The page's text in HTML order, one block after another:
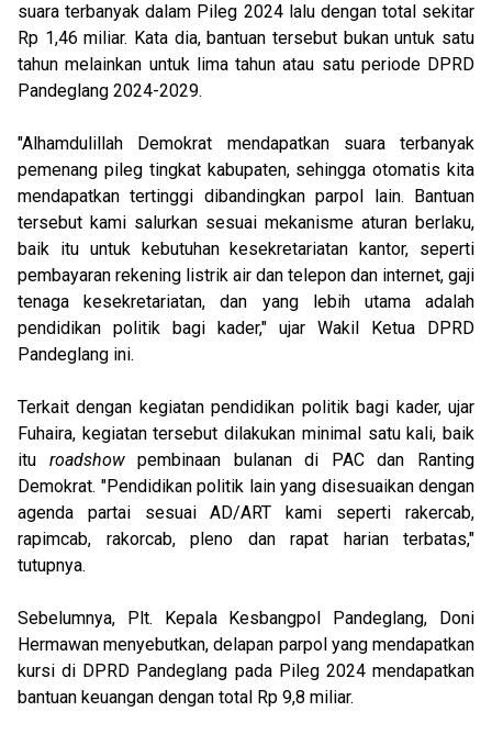
suara terbanyak dalam Pileg 2024 lalu dengan total sekitar
Rp 1,46 miliar. Kata dia, bantuan tersebut bukan untuk satu
tahun melainkan untuk lima tahun atau satu periode DPRD
Pandeglang 2024-2029.
"Alhamdulillah Demokrat mendapatkan suara terbanyak
pemenang pileg tingkat kabupaten, sehingga otomatis kita
mendapatkan tertinggi dibandingkan parpol lain. Bantuan
tersebut kami salurkan sesuai mekanisme aturan berlaku,
baik itu untuk kebutuhan kesekretariatan kantor, seperti
pembayaran rekening listrik air dan telepon dan internet, gaji
tenaga kesekretariatan, dan yang lebih utama adalah
pendidikan politik bagi kader," ujar Wakil Ketua DPRD
Pandeglang ini.
Terkait dengan kegiatan pendidikan politik bagi kader, ujar
Fuhaira, kegiatan tersebut dilakukan minimal satu kali, baik
itu roadshowpembinaan bulanan di PAC dan Ranting
Demokrat. "Pendidikan politik lain yang disesuaikan dengan
agenda partai sesuai AD/ART kami seperti rakercab,
rapimcab, rakorcab, pleno dan rapat harian terbatas,"
tutupnya.
Sebelumnya, Plt. Kepala Kesbangpol Pandeglang, Doni
Hermawan menyebutkan, delapan parpol yang mendapatkan
kursi di DPRD Pandeglang pada Pileg 2024 mendapatkan
bantuan keuangan dengan total Rp 9,8 miliar.